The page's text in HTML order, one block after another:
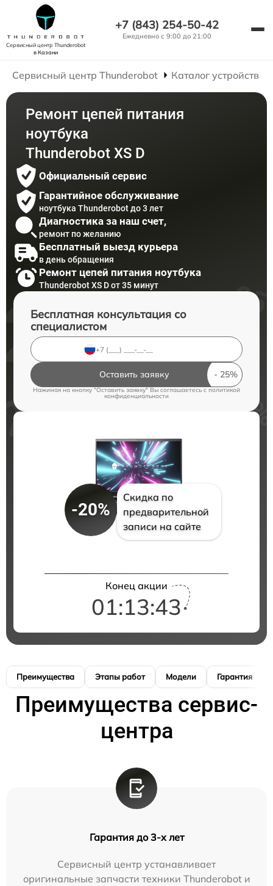
Сервисный центр Thunderobot
в Казани
+7 (843) 254-50-42
Ежедневно с 9:00 до 21:00
Сервисный центр Thunderobot Каталог устройств
Ремонт цепей питания
ноутбука
Thunderobot XS D
Официальный сервис
Гарантийное обслуживание
ноутбука Thunderobot до 3 лет
Диагностика за наш счет,
ремонт по желанию
Бесплатный выезд курьера
в день обращения
Ремонт цепей питания ноутбука
Thunderobot XS D от 35 минут
Бесплатная консультация со
специалистом
Оставить заявку
Нажимая на кнопку "Оставить заявку" Вы соглашаетесь cполитикой
конфиденциальности
-20%
Скидка по
предварительной
записи на сайте
Конец акции
01:13:42
Преимущества Этапы работ Модели Гарантия
Преимущества сервис-
центра
Гарантия до 3-х лет
Сервисный центр устанавливает
оригинальные запчасти техники Thunderobot и